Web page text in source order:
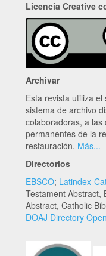
Licencia Creative
Archivar
Esta revista utiliza el
sistema de archivo
colaboradoras, a
permanentes de la
restauración. Más...
Directorios
EBSCO; Latindex-
Testament Abstract,
Abstract, Catholic
DOAJ Directory